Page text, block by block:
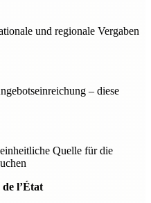
und regionale Vergaben
– diese
Quelle für die
l’État